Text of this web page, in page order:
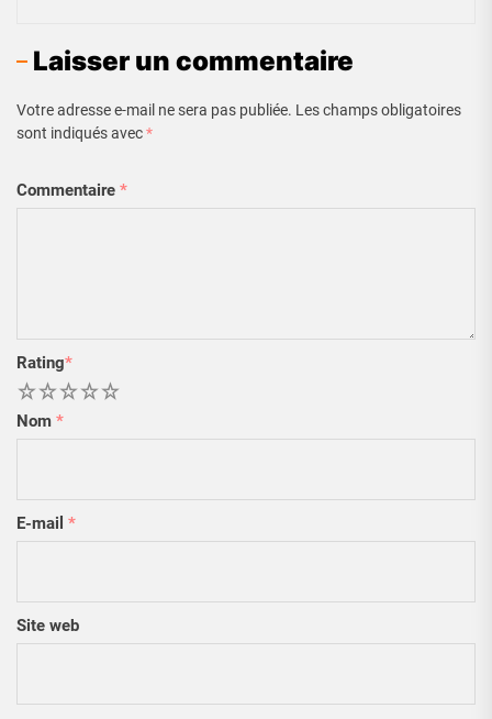
Laisser un commentaire
Votre adresse e-mail ne sera pas publiée. Les champs obligatoires
sont indiqués avec*
Commentaire *
Rating*
5
4
3
2
Nom *
E-mail *
Site web